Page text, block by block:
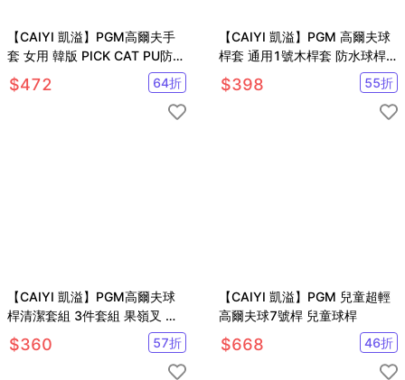
【CAIYI 凱溢】PGM高爾夫手
套 女用 韓版 PICK CAT PU防滑
手套
$472 64折
【CAIYI 凱溢】PGM 高爾夫球
桿套 通用1號木桿套 防水球桿
套 球頭帽套
$398 55折
【CAIYI 凱溢】PGM高爾夫球
桿清潔套組 3件套組 果嶺叉 雙
面刷 三孔刷
$360 57折
【CAIYI 凱溢】PGM 兒童超輕
高爾夫球7號桿 兒童球桿
$668 46折